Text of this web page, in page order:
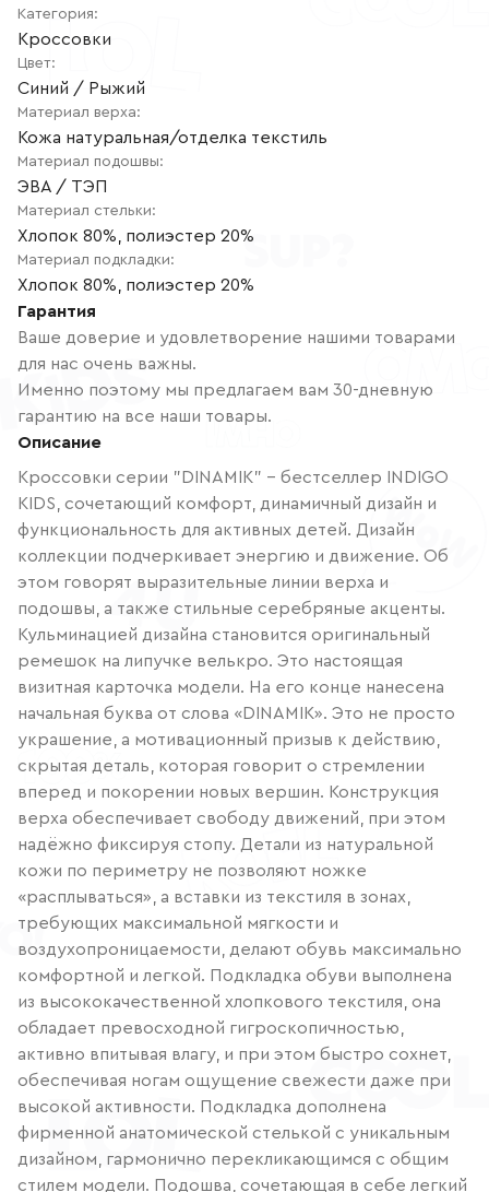
Категория:
Кроссовки
Цвет:
Синий / Рыжий
Материал верха:
Кожа натуральная/отделка текстиль
Материал подошвы:
ЭВА / ТЭП
Материал стельки:
Хлопок 80%, полиэстер 20%
Материал подкладки:
Хлопок 80%, полиэстер 20%
Гарантия
Ваше доверие и удовлетворение нашими товарами
для нас очень важны.
Именно поэтому мы предлагаем вам 30-дневную
гарантию на все наши товары.
Описание
Кроссовки серии "DINAMIK" – бестселлер INDIGO
KIDS, сочетающий комфорт, динамичный дизайн и
функциональность для активных детей. Дизайн
коллекции подчеркивает энергию и движение. Об
этом говорят выразительные линии верха и
подошвы, а также стильные серебряные акценты.
Кульминацией дизайна становится оригинальный
ремешок на липучке велькро. Это настоящая
визитная карточка модели. На его конце нанесена
начальная буква от слова «DINAMIK». Это не просто
украшение, а мотивационный призыв к действию,
скрытая деталь, которая говорит о стремлении
вперед и покорении новых вершин. Конструкция
верха обеспечивает свободу движений, при этом
надёжно фиксируя стопу. Детали из натуральной
кожи по периметру не позволяют ножке
«расплываться», а вставки из текстиля в зонах,
требующих максимальной мягкости и
воздухопроницаемости, делают обувь максимально
комфортной и легкой. Подкладка обуви выполнена
из высококачественной хлопкового текстиля, она
обладает превосходной гигроскопичностью,
активно впитывая влагу, и при этом быстро сохнет,
обеспечивая ногам ощущение свежести даже при
высокой активности. Подкладка дополнена
фирменной анатомической стелькой с уникальным
дизайном, гармонично перекликающимся с общим
стилем модели. Подошва, сочетающая в себе легкий